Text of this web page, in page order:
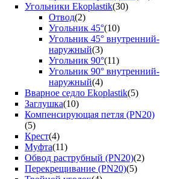
Угольники Ekoplastik(30)
Отвод(2)
Угольник 45°(10)
Угольник 45° внутренний-
наружный(3)
Угольник 90°(11)
Угольник 90° внутренний-
наружный(4)
Вварное седло Ekoplastik(5)
Заглушка(10)
Компенсирующая петля (PN20)
(5)
Крест(4)
Муфта(11)
Обвод раструбный (PN20)(2)
Перекрещивание (PN20)(5)